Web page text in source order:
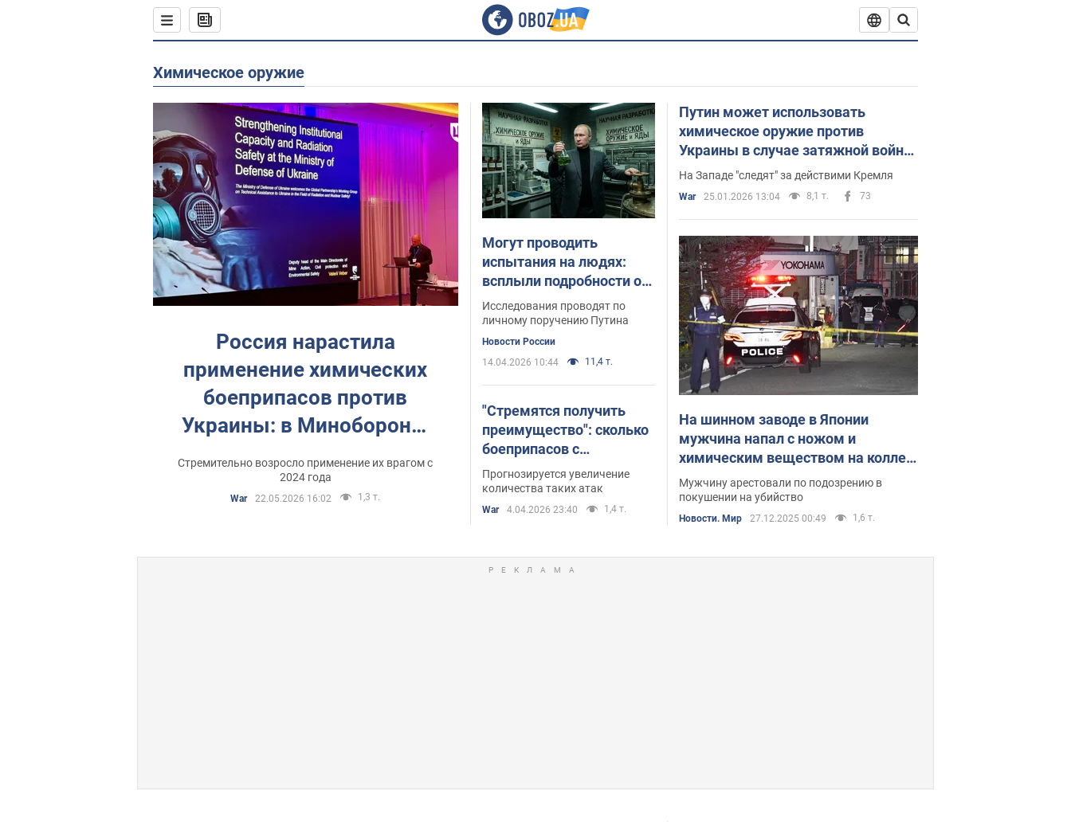
химическое оружие
Россия нарастила
применение химических
боеприпасов против
Украины: в Минобороны
цифры
Стремительно возросло применение их врагом с
2024 года
War 22.05.2026 16:02 1,3 т.
Могут проводить
испытания на людях:
всплыли подробности о
закрытых научных
центрах по разработке
ядов в России
Исследования проводят по
личному поручению Путина
Новости России
14.04.2026 10:44
11,4 т.
"Стремятся получить
преимущество": сколько
боеприпасов с
химическими
веществами применил
враг против ВСУ в марте
Прогнозируется увеличение
количества таких атак
War 4.04.2026 23:40 1,4 т.
Путин может использовать
химическое оружие против
Украины в случае затяжной войны
– The Times
На Западе "следят" за действими Кремля
War 25.01.2026 13:04 8,1 т. 73
На шинном заводе в Японии
мужчина напал с ножом и
химическим веществом на коллег:
пострадали 15 человек
Мужчину арестовали по подозрению в
покушении на убийство
Новости. Мир 27.12.2025 00:49 1,6 т.